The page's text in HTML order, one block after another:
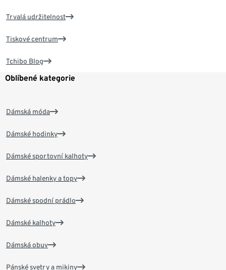
Trvalá udržitelnost
Tiskové centrum
Tchibo Blog
Oblíbené kategorie
Dámská móda
Dámské hodinky
Dámské sportovní kalhoty
Dámské halenky a topy
Dámské spodní prádlo
Dámské kalhoty
Dámská obuv
Pánské svetry a mikiny